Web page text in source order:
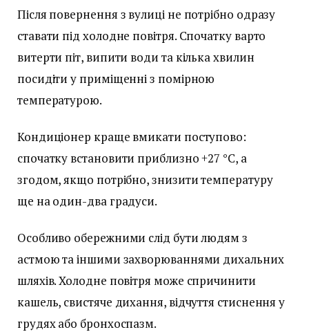
Після повернення з вулиці не потрібно одразу
ставати під холодне повітря. Спочатку варто
витерти піт, випити води та кілька хвилин
посидіти у приміщенні з помірною
температурою.
Кондиціонер краще вмикати поступово:
спочатку встановити приблизно +27 °C, а
згодом, якщо потрібно, знизити температуру
ще на один-два градуси.
Особливо обережними слід бути людям з
астмою та іншими захворюваннями дихальних
шляхів. Холодне повітря може спричинити
кашель, свистяче дихання, відчуття стиснення у
грудях або бронхоспазм.